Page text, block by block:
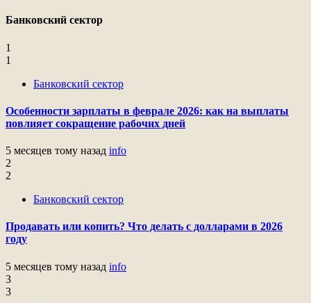
Банковский сектор
1
1
Банковский сектор
Особенности зарплаты в феврале 2026: как на выплаты
повлияет сокращение рабочих дней
5 месяцев тому назад info
2
2
Банковский сектор
Продавать или копить? Что делать с долларами в 2026
году
5 месяцев тому назад info
3
3